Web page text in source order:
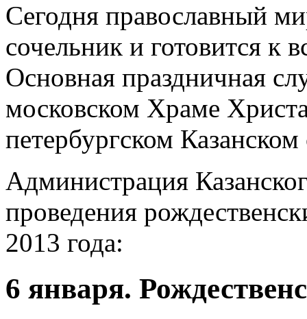
Сегодня православный
сочельник и готовится к
Основная праздничная
московском Храме
петербургском Казанском
Администрация
проведения
2013 года:
6 января.